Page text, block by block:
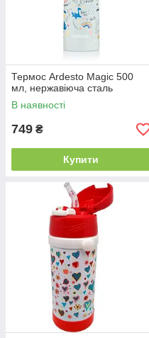
Термос Ardesto Magic 500
мл, нержавіюча сталь
В наявності
749 ₴
Купити